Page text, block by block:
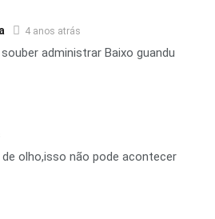
4 anos atrás
administrar Baixo guandu
olho,isso não pode acontecer